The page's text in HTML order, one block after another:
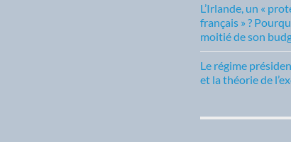
L’Irlande, un «
français » ?
moitié de son
Le régime
et la théorie de